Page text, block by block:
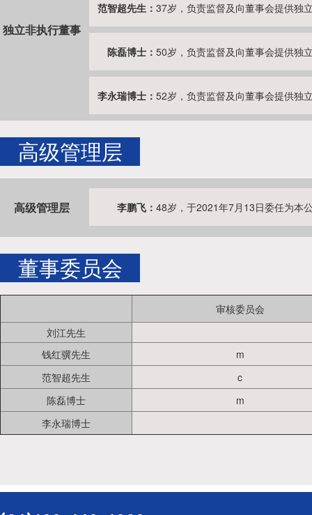
独立非执行董事
范智超先生： 37岁，负责监督及向董事会提供独
陈磊博士： 50岁，负责监督及向董事会提供独
李永瑞博士： 52岁，负责监督及向董事会提供独
高级管理层
高级管理层 李鹏飞： 48岁，于2021年7月13日委任为本
董事委员会
审核委员会
刘江先生
钱红骥先生
m
范智超先生
c
陈磊博士
m
李永瑞博士